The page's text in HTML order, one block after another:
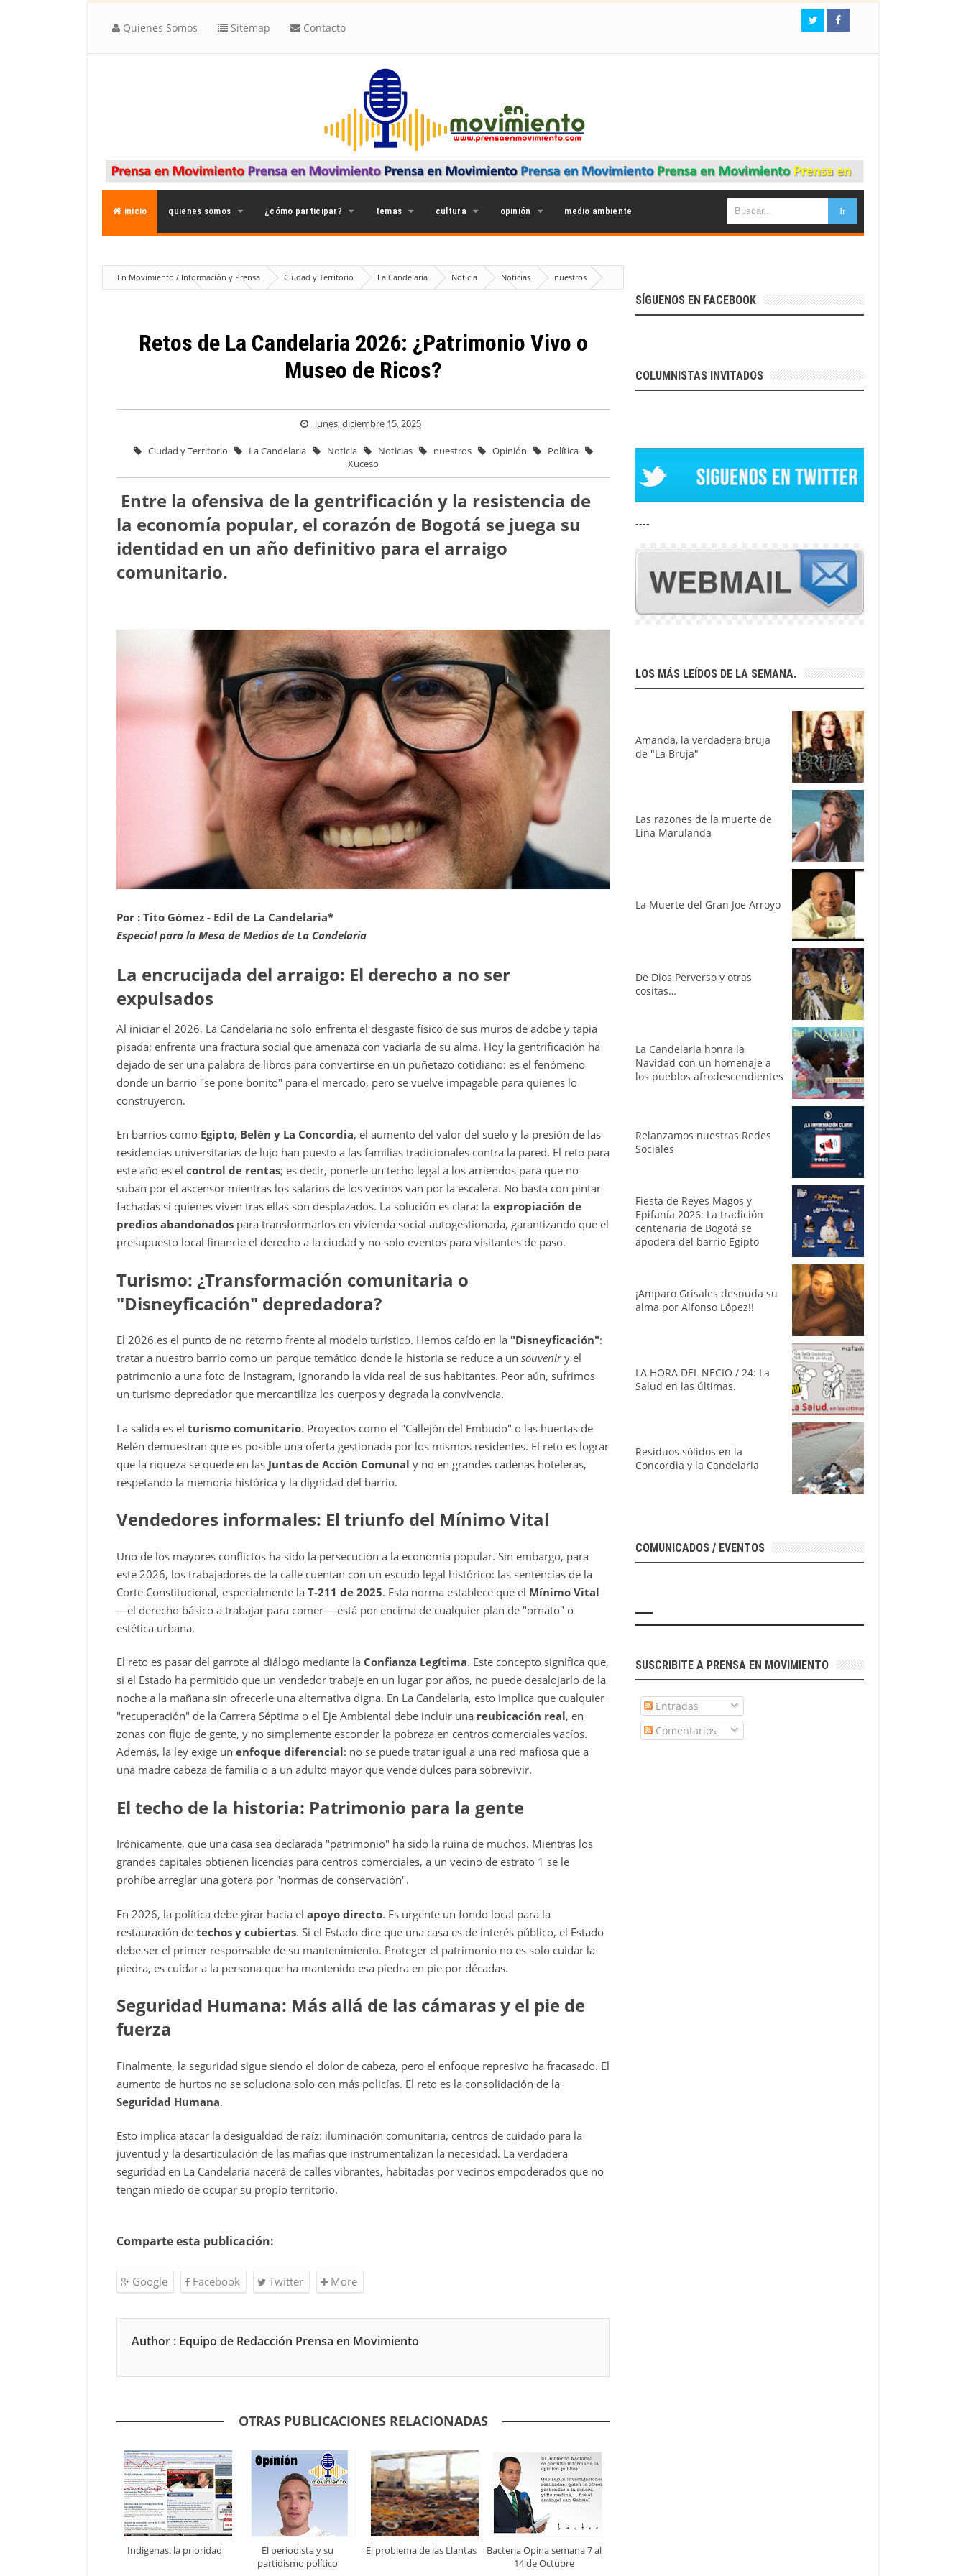
Quienes Somos Sitemap Contacto
inicio quienes somos ¿cómo participar? temas cultura opinión medio ambiente
En Movimiento / Información y Prensa Ciudad y Territorio La Candelaria Noticia Noticias
nuestros
Opinión
Política Xuceso Retos de La Candelaria 2026: ¿Patrimonio Vivo o Museo de Ricos?
Retos de La Candelaria 2026: ¿Patrimonio Vivo o
Museo de Ricos?
lunes, diciembre 15, 2025
Ciudad y Territorio La Candelaria Noticia Noticias nuestros Opinión
Política
Xuceso
Entre la ofensiva de la gentrificación y la resistencia de
la economía popular, el corazón de Bogotá se juega su
identidad en un año definitivo para el arraigo
comunitario.
Por : Tito Gómez - Edil de La Candelaria*
Especial para la Mesa de Medios de La Candelaria
La encrucijada del arraigo: El derecho a no ser
expulsados
Al iniciar el 2026, La Candelaria no solo enfrenta el desgaste físico de sus muros de adobe y tapia
pisada; enfrenta una fractura social que amenaza con vaciarla de su alma. Hoy la gentrificación ha
dejado de ser una palabra de libros para convertirse en un puñetazo cotidiano: es el fenómeno
donde un barrio "se pone bonito" para el mercado, pero se vuelve impagable para quienes lo
construyeron.
En barrios como Egipto, Belén y La Concordia, el aumento del valor del suelo y la presión de las
residencias universitarias de lujo han puesto a las familias tradicionales contra la pared. El reto para
este año es el control de rentas; es decir, ponerle un techo legal a los arriendos para que no
suban por el ascensor mientras los salarios de los vecinos van por la escalera. No basta con pintar
fachadas si quienes viven tras ellas son desplazados. La solución es clara: la expropiación de
predios abandonados para transformarlos en vivienda social autogestionada, garantizando que el
presupuesto local financie el derecho a la ciudad y no solo eventos para visitantes de paso.
Turismo: ¿Transformación comunitaria o
"Disneyficación" depredadora?
El 2026 es el punto de no retorno frente al modelo turístico. Hemos caído en la "Disneyficación":
tratar a nuestro barrio como un parque temático donde la historia se reduce a un souveniry el
patrimonio a una foto de Instagram, ignorando la vida real de sus habitantes. Peor aún, sufrimos
un turismo depredador que mercantiliza los cuerpos y degrada la convivencia.
La salida es el turismo comunitario. Proyectos como el "Callejón del Embudo" o las huertas de
Belén demuestran que es posible una oferta gestionada por los mismos residentes. El reto es lograr
que la riqueza se quede en las Juntas de Acción Comunal y no en grandes cadenas hoteleras,
respetando la memoria histórica y la dignidad del barrio.
Vendedores informales: El triunfo del Mínimo Vital
Uno de los mayores conflictos ha sido la persecución a la economía popular. Sin embargo, para
este 2026, los trabajadores de la calle cuentan con un escudo legal histórico: las sentencias de la
Corte Constitucional, especialmente la T-211 de 2025. Esta norma establece que el Mínimo Vital
—el derecho básico a trabajar para comer— está por encima de cualquier plan de "ornato" o
estética urbana.
El reto es pasar del garrote al diálogo mediante la Confianza Legítima. Este concepto significa que,
si el Estado ha permitido que un vendedor trabaje en un lugar por años, no puede desalojarlo de la
noche a la mañana sin ofrecerle una alternativa digna. En La Candelaria, esto implica que cualquier
"recuperación" de la Carrera Séptima o el Eje Ambiental debe incluir una reubicación real, en
zonas con flujo de gente, y no simplemente esconder la pobreza en centros comerciales vacíos.
Además, la ley exige un enfoque diferencial: no se puede tratar igual a una red mafiosa que a
una madre cabeza de familia o a un adulto mayor que vende dulces para sobrevivir.
El techo de la historia: Patrimonio para la gente
Irónicamente, que una casa sea declarada "patrimonio" ha sido la ruina de muchos. Mientras los
grandes capitales obtienen licencias para centros comerciales, a un vecino de estrato 1 se le
prohíbe arreglar una gotera por "normas de conservación".
En 2026, la política debe girar hacia el apoyo directo. Es urgente un fondo local para la
restauración de techos y cubiertas. Si el Estado dice que una casa es de interés público, el Estado
debe ser el primer responsable de su mantenimiento. Proteger el patrimonio no es solo cuidar la
piedra, es cuidar a la persona que ha mantenido esa piedra en pie por décadas.
Seguridad Humana: Más allá de las cámaras y el pie de
fuerza
Finalmente, la seguridad sigue siendo el dolor de cabeza, pero el enfoque represivo ha fracasado. El
aumento de hurtos no se soluciona solo con más policías. El reto es la consolidación de la
Seguridad Humana.
Esto implica atacar la desigualdad de raíz: iluminación comunitaria, centros de cuidado para la
juventud y la desarticulación de las mafias que instrumentalizan la necesidad. La verdadera
seguridad en La Candelaria nacerá de calles vibrantes, habitadas por vecinos empoderados que no
tengan miedo de ocupar su propio territorio.
Comparte esta publicación:
Google Facebook Twitter More
Author : Equipo de Redacción Prensa en Movimiento
OTRAS PUBLICACIONES RELACIONADAS
Indigenas: la prioridad
El periodista y su
partidismo político
El problema de las Llantas
Bacteria Opina semana 7 al
14 de Octubre
SÍGUENOS EN FACEBOOK
COLUMNISTAS INVITADOS
----
LOS MÁS LEÍDOS DE LA SEMANA.
Amanda, la verdadera bruja
de "La Bruja"
Las razones de la muerte de
Lina Marulanda
La Muerte del Gran Joe Arroyo
De Dios Perverso y otras
cositas…
La Candelaria honra la
Navidad con un homenaje a
los pueblos afrodescendientes
Relanzamos nuestras Redes
Sociales
Fiesta de Reyes Magos y
Epifanía 2026: La tradición
centenaria de Bogotá se
apodera del barrio Egipto
¡Amparo Grisales desnuda su
alma por Alfonso López!!
LA HORA DEL NECIO / 24: La
Salud en las últimas.
Residuos sólidos en la
Concordia y la Candelaria
COMUNICADOS / EVENTOS
SUSCRIBITE A PRENSA EN MOVIMIENTO
Entradas
Comentarios